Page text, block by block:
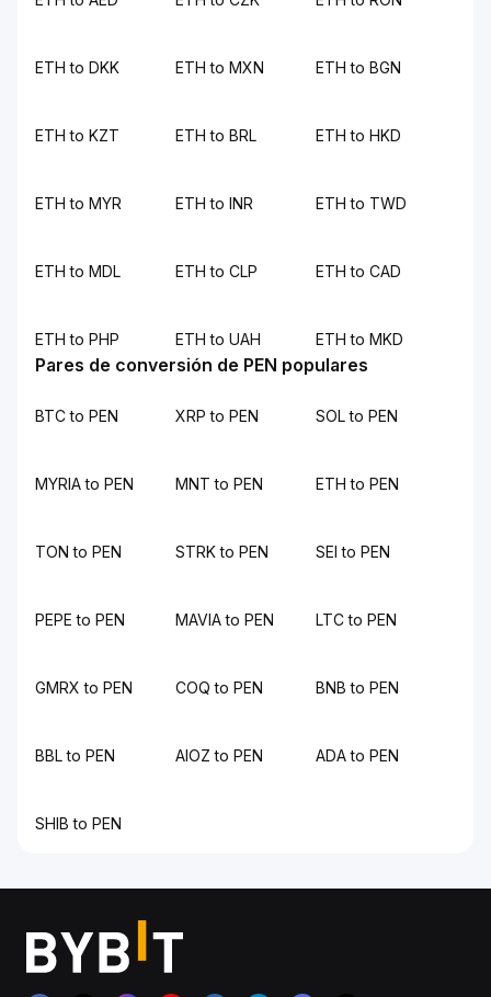
ETH to DKK ETH to MXN ETH to BGN
ETH to KZT ETH to BRL ETH to HKD
ETH to MYR ETH to INR ETH to TWD
ETH to MDL ETH to CLP ETH to CAD
ETH to PHP ETH to UAH ETH to MKD
Pares de conversión de PEN populares
BTC to PEN XRP to PEN SOL to PEN
MYRIA to PEN MNT to PEN ETH to PEN
TON to PEN STRK to PEN SEI to PEN
PEPE to PEN MAVIA to PEN LTC to PEN
GMRX to PEN COQ to PEN BNB to PEN
BBL to PEN AIOZ to PEN ADA to PEN
SHIB to PEN